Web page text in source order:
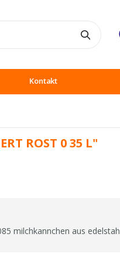
Kontakt
ROST 0 35 L"
milchkannchen aus